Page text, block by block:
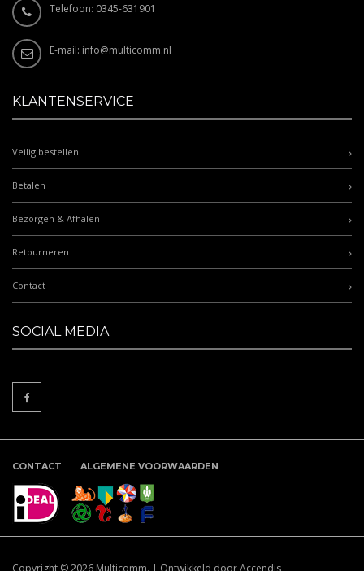
Telefoon: 0345-631901
E-mail: info@multicomm.nl
KLANTENSERVICE
Veilig bestellen
Betalen
Bezorgen & Afhalen
Retourneren
Contact
SOCIAL MEDIA
CONTACT ALGEMENE VOORWAARDEN
Copyright © 2026 Multicomm. | Ontwikkeld door Accendis